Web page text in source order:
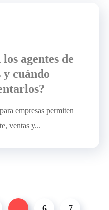
agentes de
y cuándo
empresas permiten
ventas y...